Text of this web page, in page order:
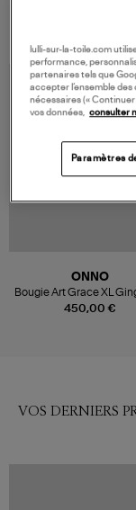
450,00 €
ONNO
Bougie Art Grace XL
VOS DERNIERS
lulli-sur-la-toile.com
performance,
partenaires tels que
accepter l’ensemble
nécessaires (« Continuer
vos données, consulter
Paramètres